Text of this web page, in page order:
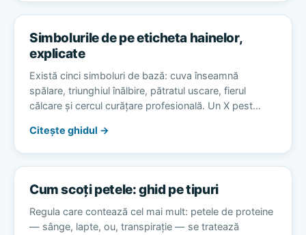
Simbolurile de pe eticheta hainelor,
explicate
Există cinci simboluri de bază: cuva înseamnă
spălare, triunghiul înălbire, pătratul uscare, fierul
călcare și cercul curățare profesională. Un X pest…
Citește ghidul →
Cum scoți petele: ghid pe tipuri
Regula care contează cel mai mult: petele de proteine
— sânge, lapte, ou, transpirație — se tratează